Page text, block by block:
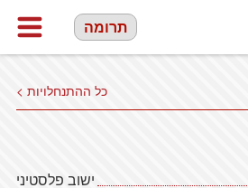
תרומה
כל ההתנחלויות >
ישוב פלסטיני